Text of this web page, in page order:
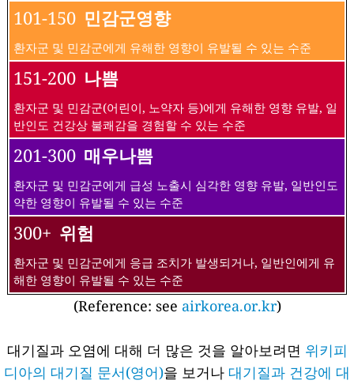
101-150 민감군영향
환자군 및 민감군에게 유해한 영향이 유발될 수 있는 수준
151-200 나쁨
환자군 및 민감군(어린이, 노약자 등)에게 유해한 영향 유발, 일
반인도 건강상 불쾌감을 경험할 수 있는 수준
201-300 매우나쁨
환자군 및 민감군에게 급성 노출시 심각한 영향 유발, 일반인도
약한 영향이 유발될 수 있는 수준
300+ 위험
환자군 및 민감군에게 응급 조치가 발생되거나, 일반인에게 유
해한 영향이 유발될 수 있는 수준
(Reference: see airkorea.or.kr)
대기질과 오염에 대해 더 많은 것을 알아보려면 위키피
디아의 대기질 문서(영어)을 보거나 대기질과 건강에 대